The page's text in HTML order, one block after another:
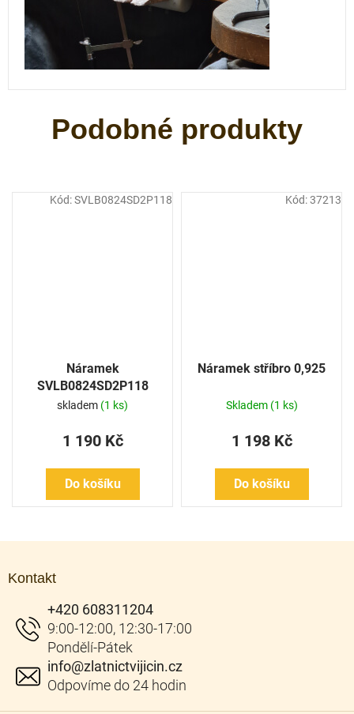
Náramek
SVLB0824SD2P118
skladem (1 ks)
1 190 Kč
Do košíku
Kód:SVLB0824SD2P118
Náramek stříbro 0,925
Skladem (1 ks)
1 198 Kč
Do košíku
Kód:37213
Kontakt
info@zlatnictvijicin.cz
+420 608311204